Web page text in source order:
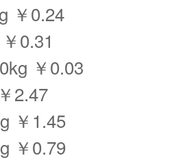
￥0.24
0.31
￥0.03
2.47
￥1.45
￥0.79